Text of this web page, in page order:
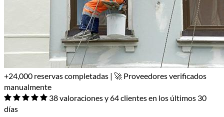
+24,000 reservas completadas | 🚀 Proveedores verificados
manualmente
38 valoraciones y 64 clientes en los últimos 30
días